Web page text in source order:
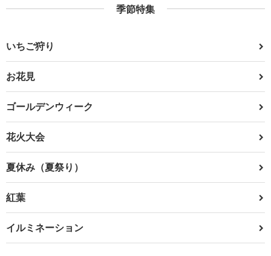
季節特集
いちご狩り
お花見
ゴールデンウィーク
花火大会
夏休み（夏祭り）
紅葉
イルミネーション